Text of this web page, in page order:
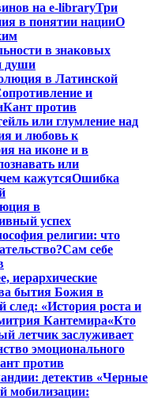
на e-libraryТри
в понятии нацииО
в знаковых
души
в Латинской
и
Кант против
или глумление над
и любовь к
на иконе и в
или
кажутсяОшибка
в
успех
религии: что
Сам себе
иерархические
бытия Божия в
след: «История роста и
Кантемира«Кто
летчик заслуживает
эмоционального
против
детектив «Черные
мобилизации: